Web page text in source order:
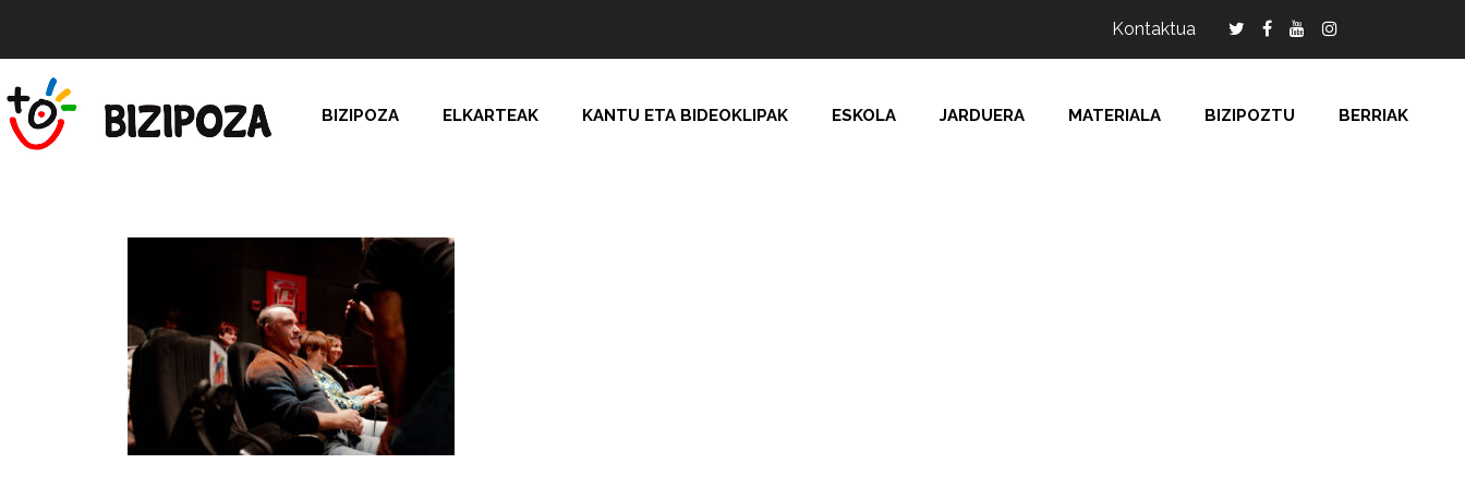
Kontaktua
BIZIPOZA ELKARTEAK KANTU ETA BIDEOKLIPAK ESKOLA JARDUERA MATERIALA BIZIPOZTU BERRIAK